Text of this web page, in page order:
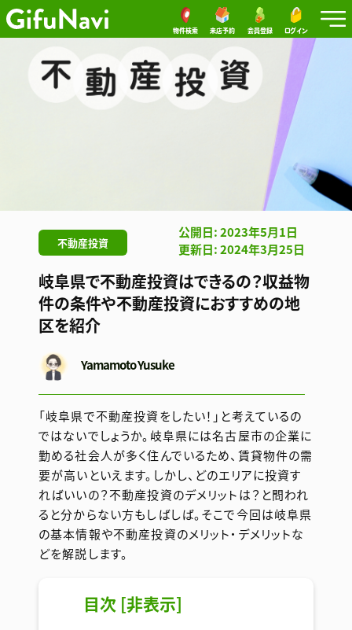
物件検索 来店予約 会員登録 ログイン
不動産投資
公開日: 2023年5月1日
更新日: 2024年3月25日
岐阜県で不動産投資はできるの？収益物
件の条件や不動産投資におすすめの地
区を紹介
Yamamoto Yusuke
「岐阜県で不動産投資をしたい！」と考えているの
ではないでしょうか。岐阜県には名古屋市の企業に
勤める社会人が多く住んでいるため、賃貸物件の需
要が高いといえます。しかし、どのエリアに投資す
ればいいの？不動産投資のデメリットは？と問われ
ると分からない方もしばしば。そこで今回は岐阜県
の基本情報や不動産投資のメリット・デメリットな
どを解説します。
目次 [非表示]